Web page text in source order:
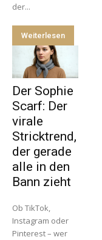
der...
Weiterlesen
Der Sophie
Scarf: Der
virale
Stricktrend,
der gerade
alle in den
Bann zieht
Ob TikTok,
Instagram oder
Pinterest – wer